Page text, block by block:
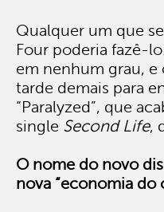
Qualquer um que
Four poderia fazê-
em nenhum grau,
tarde demais para
“Paralyzed”, que
single Second Life,
O nome do novo
nova “economia do